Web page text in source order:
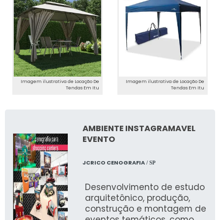
Fotos de Eventos Passados
Confira nossa galeria para ver como JR
Tendas transforma eventos com suas tendas
de alta qualidade.
Depoimentos de Clientes
dos serviços da JR Tendas. Leia seus
depoimentos e saiba mais sobre nossa
reputação.
SERVIÇOS ADICIONAIS
Montagem e Desmontagem
Imagem ilustrativa de Locação De
Tendas Em Itu
Imagem ilustrativa de Locação De
Tendas Em Itu
AMBIENTE INSTAGRAMAVEL
EVENTO
JCRICO CENOGRAFIA/ SP
Desenvolvimento de estudo
arquitetônico, produção,
construção e montagem de